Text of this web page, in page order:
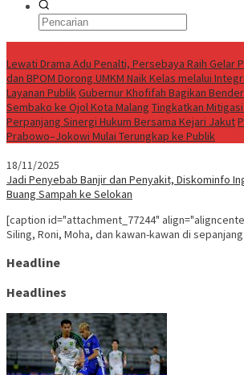
Lewati Drama Adu Penalti, Persebaya Raih Gelar
dan BPOM Dorong UMKM Naik Kelas melalui
Layanan PublikGubernur Khofifah Bagikan
Sembako ke Ojol Kota Malang Tingkatkan Mitigasi
Perpanjang Sinergi Hukum Bersama Kejari Jakut
Prabowo–Jokowi Mulai Terungkap ke Publik
18/11/2025
Jadi Penyebab Banjir dan Penyakit, Diskominfo
Buang Sampah ke Selokan
[caption id="attachment_77244"
Siling, Roni, Moha, dan kawan-kawan di
Headline
Headlines